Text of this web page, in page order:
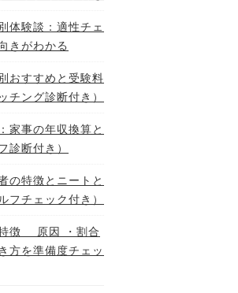
体験談：適性チェ
きがわかる
おすすめと受験料
チング診断付き）
家事の年収換算と
診断付き）
の特徴とニートと
フチェック付き）
特徴 原因 ・割合
方を準備度チェッ